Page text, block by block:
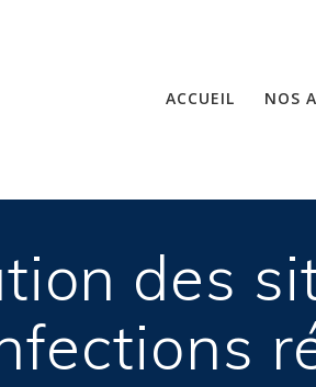
ACCUEIL NOS
des